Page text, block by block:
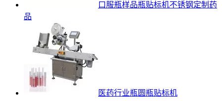
口服瓶样品瓶贴标机不锈钢定制药
品
医药行业瓶圆瓶贴标机